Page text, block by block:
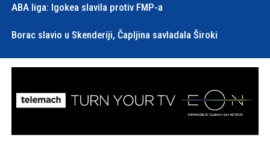
ABA liga: Igokea slavila protiv FMP-a
Borac slavio u Skenderiji, Čapljina savladala Široki